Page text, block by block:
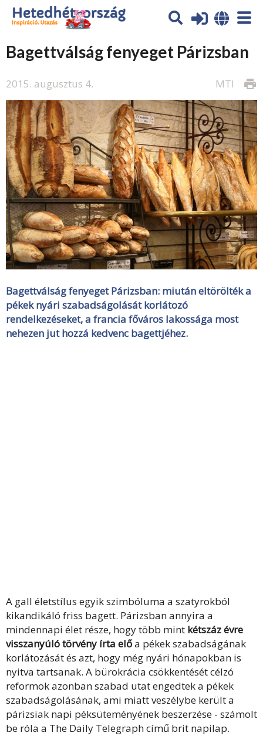
Bagettválság fenyeget Párizsban
2015. augusztus 4. print
MTI
Bagettválság fenyeget Párizsban: miután eltörölték a
pékek nyári szabadságolását korlátozó
rendelkezéseket, a francia főváros lakossága most
nehezen jut hozzá kedvenc bagettjéhez.
A gall életstílus egyik szimbóluma a szatyrokból
kikandikáló friss bagett. Párizsban annyira a
mindennapi élet része, hogy több mint kétszáz évre
visszanyúló törvény írta előa pékek szabadságának
korlátozását és azt, hogy még nyári hónapokban is
nyitva tartsanak. A bürokrácia csökkentését célzó
reformok azonban szabad utat engedtek a pékek
szabadságolásának, ami miatt veszélybe került a
párizsiak napi péksüteményének beszerzése - számolt
be róla a The Daily Telegraph című brit napilap.